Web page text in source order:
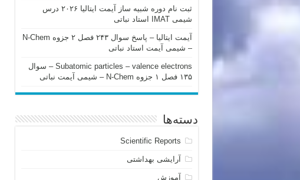
ثبت نام دوره شبیه ساز آیمت ایتالیا ۲۰۲۶ درس
شیمی IMAT استاد نباتی
آیمت ایتالیا – پاسخ سوال ۲۴۳ فصل ۲ جزوه N-Chem
– شیمی آیمت استاد نباتی
Subatomic particles – valence electrons – سوال
۱۳۵ فصل ۱ جزوه N-Chem – شیمی آیمت نباتی
دسته‌ها
Scientific Reports
آرایشی بهداشتی
آموزش